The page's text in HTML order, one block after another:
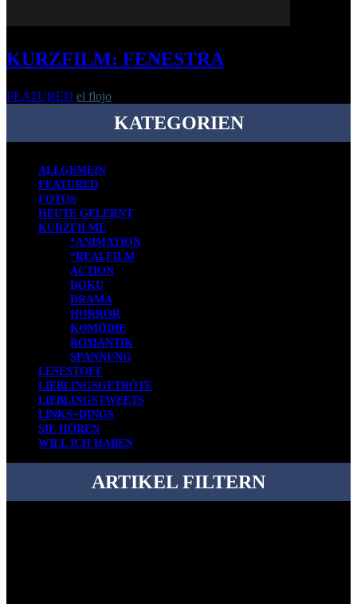
KURZFILM: FENESTRA
FEATURED el flojo
KATEGORIEN
ALLGEMEIN
FEATURED
FOTOS
HEUTE GELERNT
KURZFILME
*ANIMATION
*REALFILM
ACTION
DOKU
DRAMA
HORROR
KOMÖDIE
ROMANTIK
SPANNUNG
LESESTOFF
LIEBLINGSGETRÖTE
LIEBLINGSTWEETS
LINKS+DINGS
SIE HÖREN
WILL ICH HABEN
ARTIKEL FILTERN